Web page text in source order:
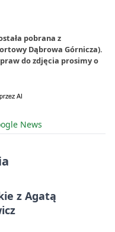
pobrana z
Dąbrowa Górnicza).
do zdjęcia prosimy o
News
z Agatą